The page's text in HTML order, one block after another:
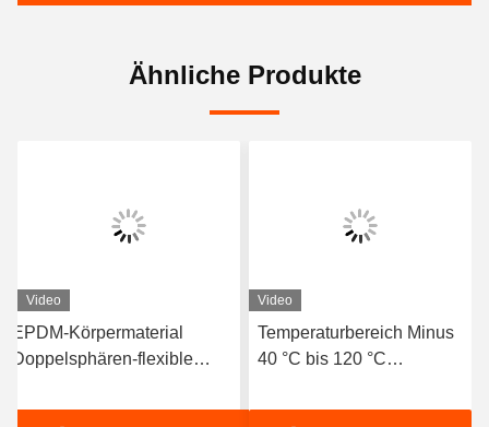
Ähnliche Produkte
Video
EPDM-Körpermaterial
Doppelsphären-flexible
geflanschten Enden zur
Video
Temperaturbereich Minus
40 °C bis 120 °C
Gummigewinde